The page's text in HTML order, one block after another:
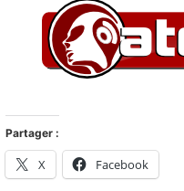
Partager :
X Facebook